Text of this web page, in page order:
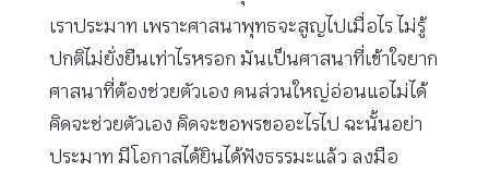
เราประมาท เพราะศาสนาพุทธจะสูญไปเมื่อไร ไม่รู้
ปกติไม่ยั่งยืนเท่าไรหรอก มันเป็นศาสนาที่เข้าใจยาก
ศาสนาที่ต้องช่วยตัวเอง คนส่วนใหญ่อ่อนแอไม่ได้
คิดจะช่วยตัวเอง คิดจะขอพรขออะไรไป ฉะนั้นอย่า
ประมาท มีโอกาสได้ยินได้ฟังธรรมะแล้ว ลงมือ